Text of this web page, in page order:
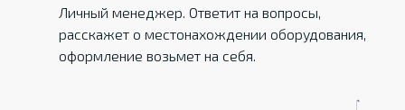
Личный менеджер. Ответит на вопросы,
расскажет о местонахождении оборудования,
оформление возьмет на себя.